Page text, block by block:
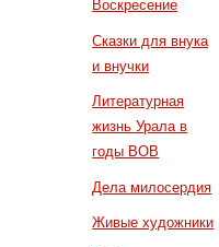
Воскресение
Сказки для внука
и внучки
Литературная
жизнь Урала в
годы ВОВ
Дела милосердия
Живые художники